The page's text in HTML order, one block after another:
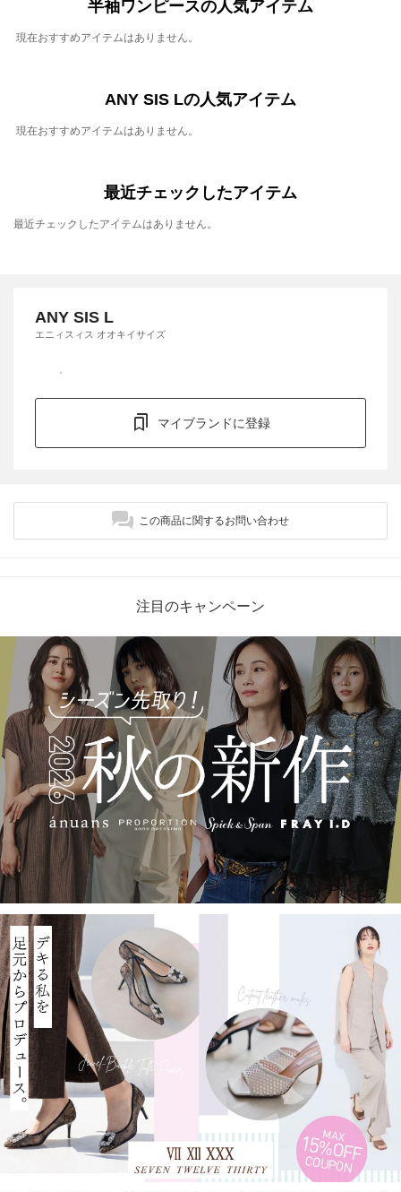
半袖ワンピースの人気アイテム
現在おすすめアイテムはありません。
ANY SIS Lの人気アイテム
現在おすすめアイテムはありません。
最近チェックしたアイテム
最近チェックしたアイテムはありません。
ANY SIS L
エニィスィス オオキイサイズ
マイブランドに登録
この商品に関するお問い合わせ
注目のキャンペーン